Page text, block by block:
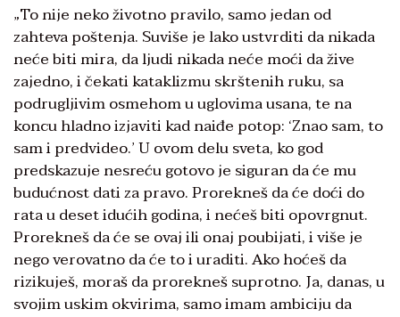
„To nije neko životno pravilo, samo jedan od
zahteva poštenja. Suviše je lako ustvrditi da nikada
neće biti mira, da ljudi nikada neće moći da žive
zajedno, i čekati kataklizmu skrštenih ruku, sa
podrugljivim osmehom u uglovima usana, te na
koncu hladno izjaviti kad naiđe potop: ‘Znao sam, to
sam i predvideo.’ U ovom delu sveta, ko god
predskazuje nesreću gotovo je siguran da će mu
budućnost dati za pravo. Prorekneš da će doći do
rata u deset idućih godina, i nećeš biti opovrgnut.
Prorekneš da će se ovaj ili onaj poubijati, i više je
nego verovatno da će to i uraditi. Ako hoćeš da
rizikuješ, moraš da prorekneš suprotno. Ja, danas, u
svojim uskim okvirima, samo imam ambiciju da